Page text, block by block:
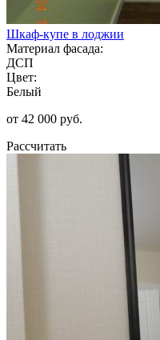
Шкаф-купе в лоджии
Материал фасада:
ДСП
Цвет:
Белый
от 42 000 руб.
Рассчитать